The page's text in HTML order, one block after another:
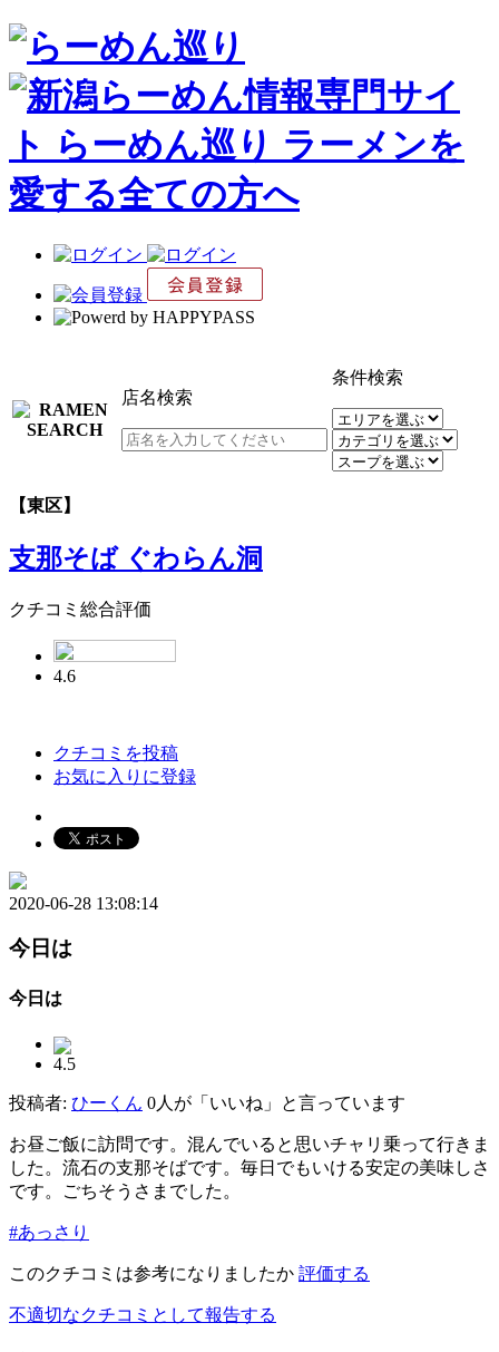
店名検索
条件検索
【東区】
支那そば ぐわらん洞
クチコミ総合評価
4.6
クチコミを投稿
お気に入りに登録
2020-06-28 13:08:14
今日は
今日は
4.5
投稿者: ひーくん 0人が「いいね」と言っています
お昼ご飯に訪問です。混んでいると思いチャリ乗って行きま
した。流石の支那そばです。毎日でもいける安定の美味しさ
です。ごちそうさまでした。
#あっさり
このクチコミは参考になりましたか 評価する
不適切なクチコミとして報告する